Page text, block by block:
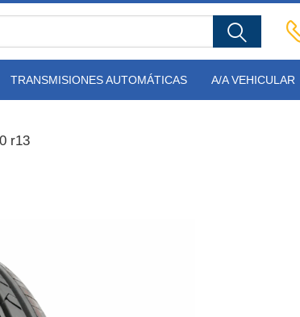
TRANSMISIONES AUTOMÁTICAS A/A VEHICULAR
r13